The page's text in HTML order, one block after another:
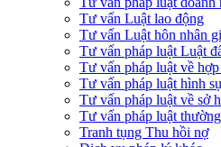
Tư vấn Luật lao động
Tư vấn Luật hôn nhân
Tư vấn pháp luật Luật
Tư vấn pháp luật về
Tư vấn pháp luật hình
Tư vấn pháp luật về sở
Tư vấn pháp luật
Tranh tụng Thu hồi nợ